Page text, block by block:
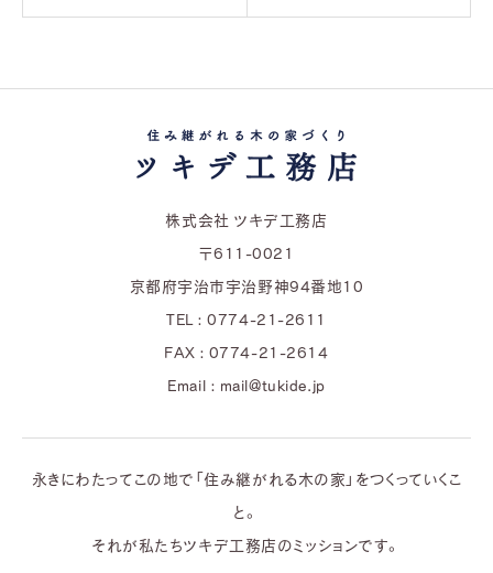
株式会社 ツキデ工務店
〒611-0021
京都府宇治市宇治野神94番地10
TEL : 0774-21-2611
FAX : 0774-21-2614
Email : mail@tukide.jp
永きにわたってこの地で「住み継がれる木の家」をつくっていくこ
と。
それが私たちツキデ工務店のミッションです。